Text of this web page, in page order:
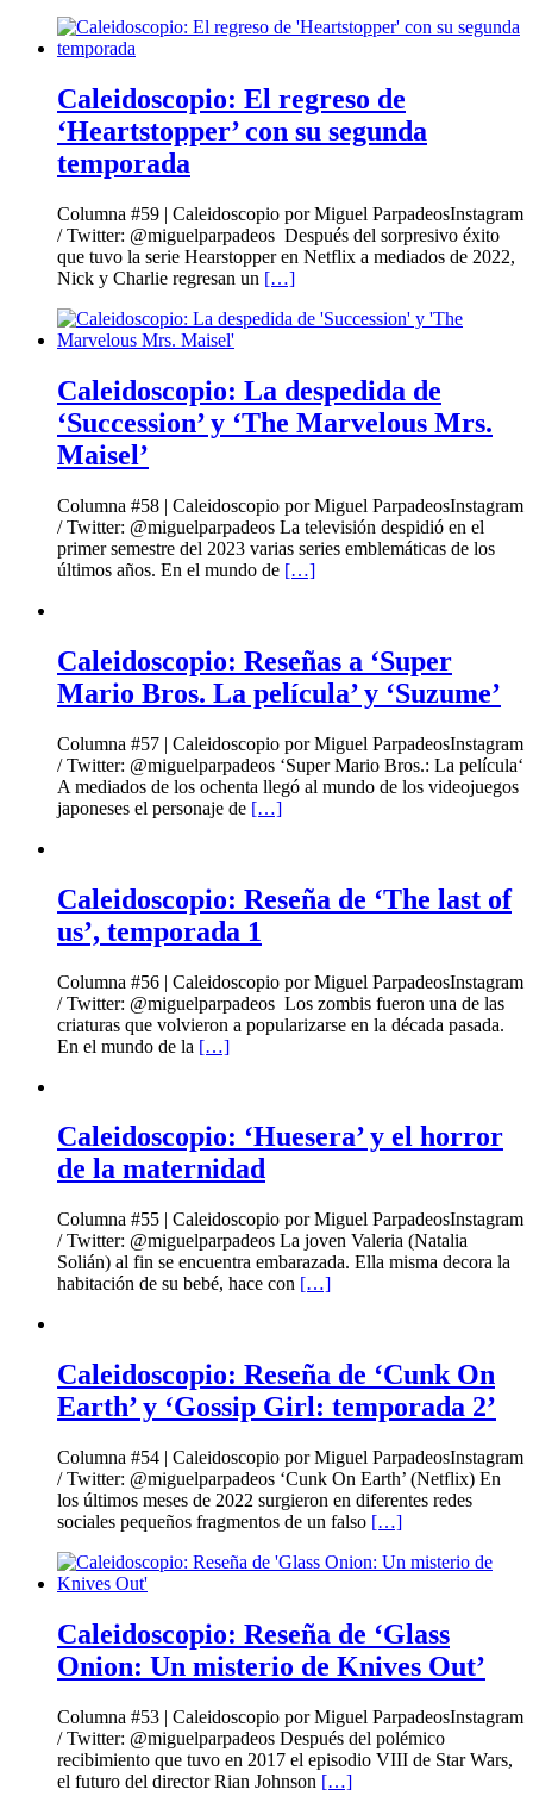
Caleidoscopio: El regreso de
‘Heartstopper’ con su segunda
temporada
Columna #59 | Caleidoscopio por Miguel ParpadeosInstagram
/ Twitter: @miguelparpadeos Después del sorpresivo éxito
que tuvo la serie Hearstopper en Netflix a mediados de 2022,
Nick y Charlie regresan un […]
Caleidoscopio: La despedida de
‘Succession’ y ‘The Marvelous Mrs.
Maisel’
Columna #58 | Caleidoscopio por Miguel ParpadeosInstagram
/ Twitter: @miguelparpadeos La televisión despidió en el
primer semestre del 2023 varias series emblemáticas de los
últimos años. En el mundo de […]
Caleidoscopio: Reseñas a ‘Super
Mario Bros. La película’ y ‘Suzume’
Columna #57 | Caleidoscopio por Miguel ParpadeosInstagram
/ Twitter: @miguelparpadeos ‘Super Mario Bros.: La película‘
A mediados de los ochenta llegó al mundo de los videojuegos
japoneses el personaje de […]
Caleidoscopio: Reseña de ‘The last of
us’, temporada 1
Columna #56 | Caleidoscopio por Miguel ParpadeosInstagram
/ Twitter: @miguelparpadeos Los zombis fueron una de las
criaturas que volvieron a popularizarse en la década pasada.
En el mundo de la […]
Caleidoscopio: ‘Huesera’ y el horror
de la maternidad
Columna #55 | Caleidoscopio por Miguel ParpadeosInstagram
/ Twitter: @miguelparpadeos La joven Valeria (Natalia
Solián) al fin se encuentra embarazada. Ella misma decora la
habitación de su bebé, hace con […]
Caleidoscopio: Reseña de ‘Cunk On
Earth’ y ‘Gossip Girl: temporada 2’
Columna #54 | Caleidoscopio por Miguel ParpadeosInstagram
/ Twitter: @miguelparpadeos ‘Cunk On Earth’ (Netflix) En
los últimos meses de 2022 surgieron en diferentes redes
sociales pequeños fragmentos de un falso […]
Caleidoscopio: Reseña de ‘Glass
Onion: Un misterio de Knives Out’
Columna #53 | Caleidoscopio por Miguel ParpadeosInstagram
/ Twitter: @miguelparpadeos Después del polémico
recibimiento que tuvo en 2017 el episodio VIII de Star Wars,
el futuro del director Rian Johnson […]